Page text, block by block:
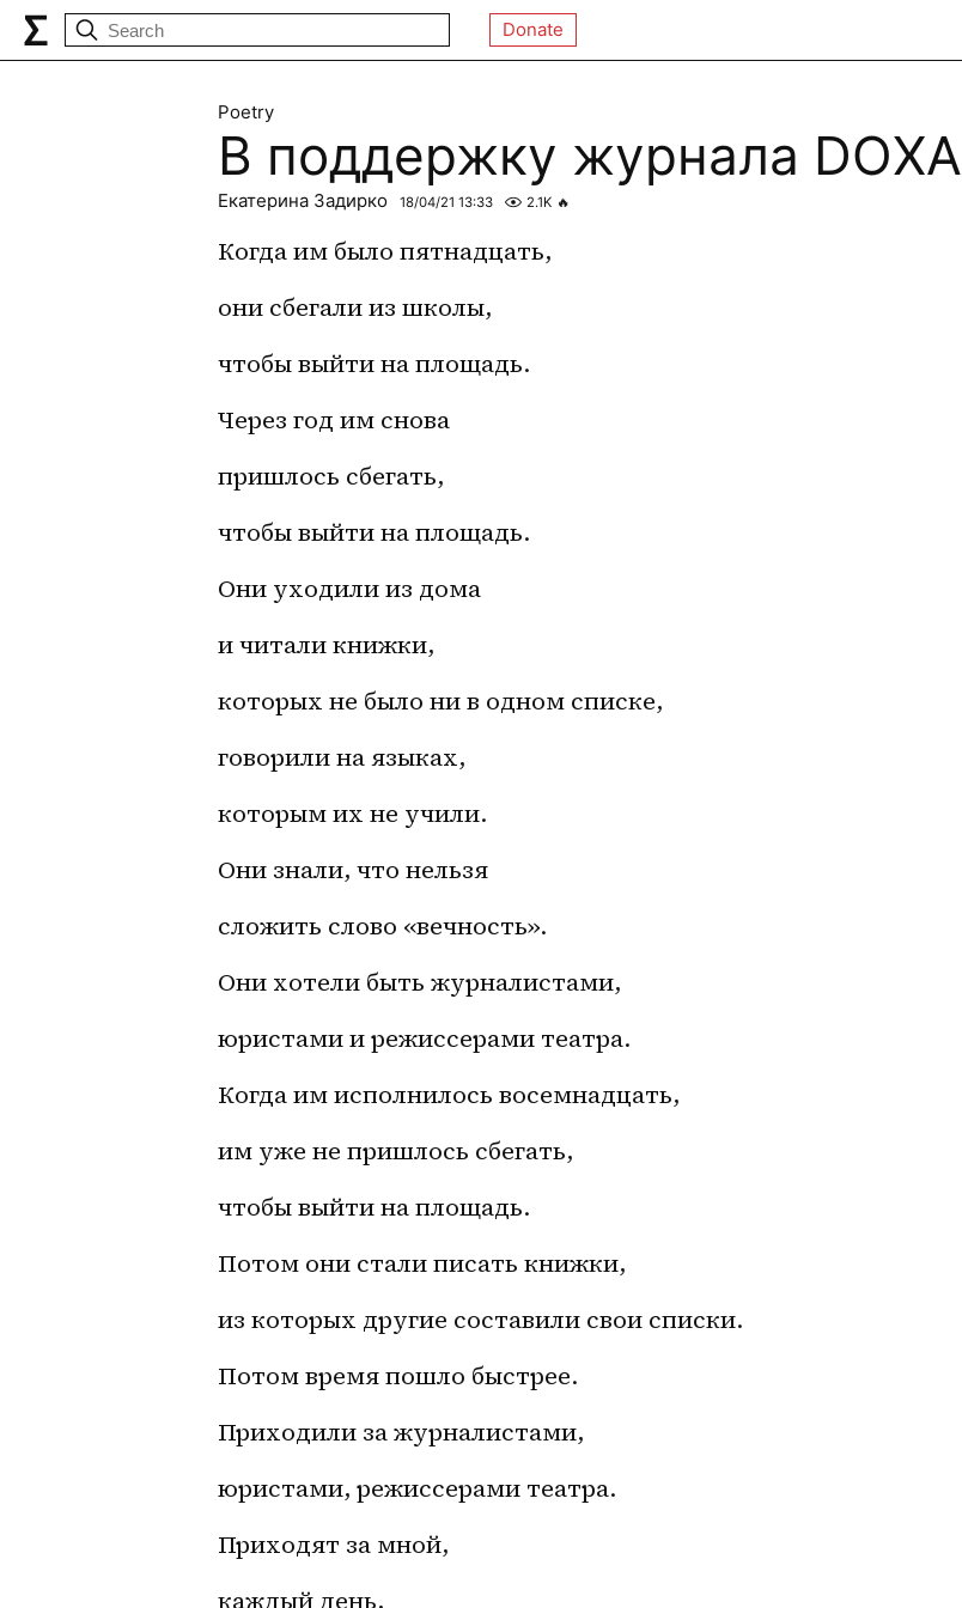
Donate
Poetry
В поддержку журнала DOXA
Екатерина Задирко 18/04/21 13:33 2.1K 🔥
Когда им было пятнадцать,
они сбегали из школы,
чтобы выйти на площадь.
Через год им снова
пришлось сбегать,
чтобы выйти на площадь.
Они уходили из дома
и читали книжки,
которых не было ни в одном списке,
говорили на языках,
которым их не учили.
Они знали, что нельзя
сложить слово «вечность».
Они хотели быть журналистами,
юристами и режиссерами театра.
Когда им исполнилось восемнадцать,
им уже не пришлось сбегать,
чтобы выйти на площадь.
Потом они стали писать книжки,
из которых другие составили свои списки.
Потом время пошло быстрее.
Приходили за журналистами,
юристами, режиссерами театра.
Приходят за мной,
каждый день,